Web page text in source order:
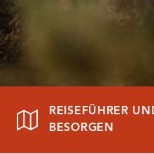
REISEFÜHRER
BESORGEN